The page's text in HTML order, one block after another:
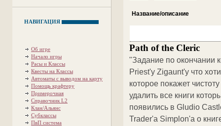
НАВИГАЦИЯ
Об игре
Начало игры
Расы и Классы
Квесты на Классы
Автоматы с выводом на карту
Помощь крафтеру
Примерочная
Справочник L2
Клан/Альянс
Субклассы
ПвП система
Название/описание
Path of the Cleric
"Задание по окончании
Priest'y Zigaunt'y что
которое покажет
удалить все книги
появились в Gludio
Trader'a Simplon'a о